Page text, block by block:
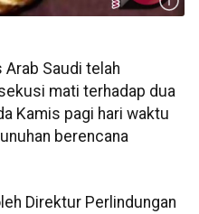
Arab Saudi telah
mati terhadap dua
Kamis pagi hari waktu
berencana
Direktur Perlindungan